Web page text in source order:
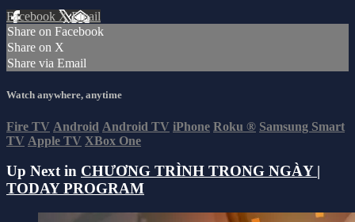
Facebook XEmail
Share on Facebook
Share on X
Share via Email
Watch anywhere, anytime
Fire TV Android Android TV iPhone Roku ® Samsung Smart
TV Apple TV XBox One
Up Next in CHƯƠNG TRÌNH TRONG NGÀY |
TODAY PROGRAM